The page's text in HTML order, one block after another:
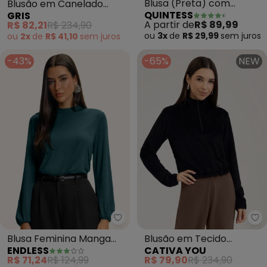
Blusão em Canelado
Aveludado (Preto)
GRIS
R$ 82,21R$ 234,90
ou 2x de R$ 41,10 sem juros
Blusa (Preta) com
Mangas Bufantes
QUINTESS
A partir deR$ 89,99
ou 3x de R$ 29,99 sem juros
-43%
Endless - Blusa Feminina
Blusa Feminina Manga
Longa Bufante (Verde)
ENDLESS
R$ 71,24R$ 124,99
-65% NEW
Blusão em Tecido
Aveludado (Preto)
CATIVA YOU
R$ 79,90R$ 234,90